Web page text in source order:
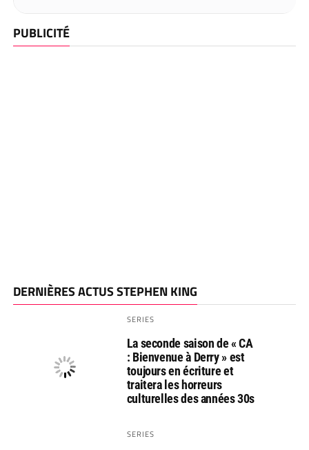
PUBLICITÉ
DERNIÈRES ACTUS STEPHEN KING
SERIES
La seconde saison de « CA
: Bienvenue à Derry » est
toujours en écriture et
traitera les horreurs
culturelles des années 30s
SERIES